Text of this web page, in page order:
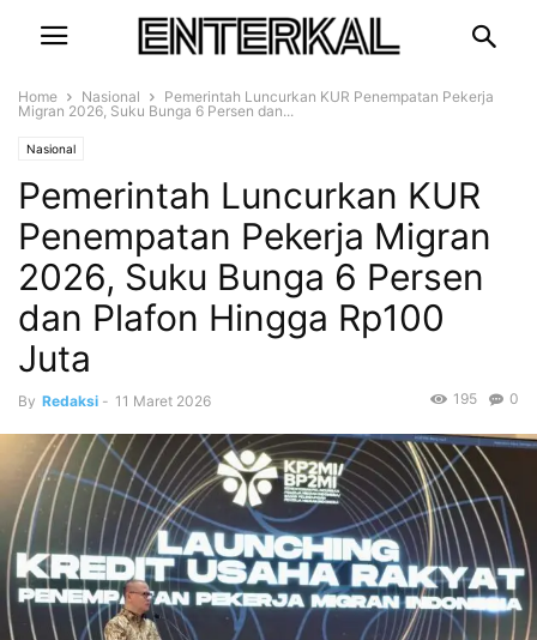
Home Nasional
Pemerintah Luncurkan KUR Penempatan Pekerja
Migran 2026, Suku Bunga 6 Persen dan...
Nasional
Pemerintah Luncurkan KUR
Penempatan Pekerja Migran
2026, Suku Bunga 6 Persen
dan Plafon Hingga Rp100
Juta
By Redaksi - 11 Maret 2026 0
195